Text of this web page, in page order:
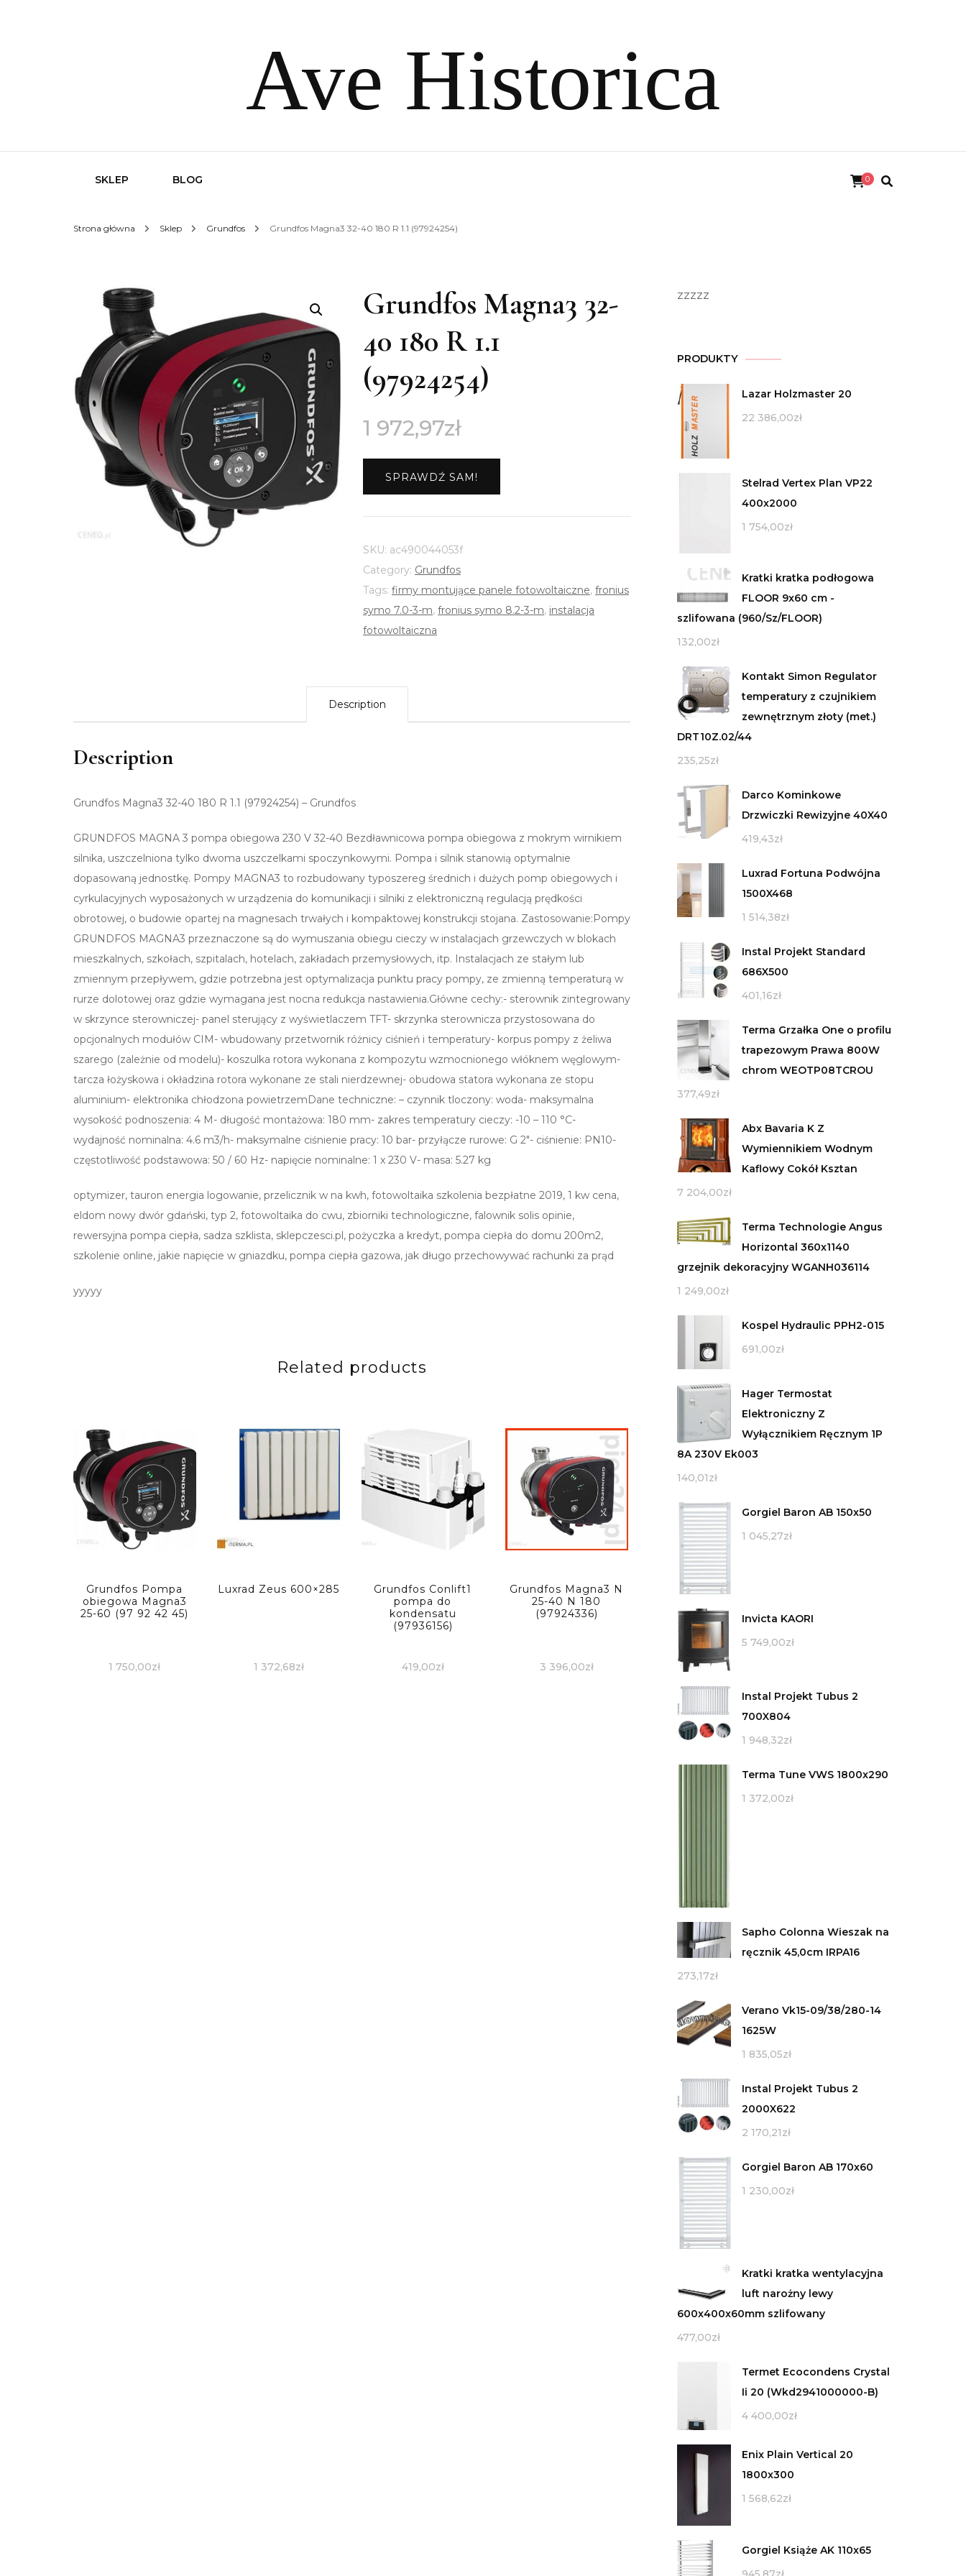
Ave Historica
SKLEP BLOG 0
Strona główna Sklep Grundfos Grundfos Magna3 32-40 180 R 1.1 (97924254)
Grundfos Magna3 32-
40 180 R 1.1
(97924254)
1 972,97zł
SPRAWDŹ SAM!
SKU: ac490044053f
Category: Grundfos
Tags: firmy montujące panele fotowoltaiczne, fronius
symo 7.0-3-m, fronius symo 8.2-3-m, instalacja
fotowoltaiczna
Description
Description
Grundfos Magna3 32-40 180 R 1.1 (97924254) – Grundfos
GRUNDFOS MAGNA 3 pompa obiegowa 230 V 32-40 Bezdławnicowa pompa obiegowa z mokrym wirnikiem
silnika, uszczelniona tylko dwoma uszczelkami spoczynkowymi. Pompa i silnik stanowią optymalnie
dopasowaną jednostkę. Pompy MAGNA3 to rozbudowany typoszereg średnich i dużych pomp obiegowych i
cyrkulacyjnych wyposażonych w urządzenia do komunikacji i silniki z elektroniczną regulacją prędkości
obrotowej, o budowie opartej na magnesach trwałych i kompaktowej konstrukcji stojana. Zastosowanie:Pompy
GRUNDFOS MAGNA3 przeznaczone są do wymuszania obiegu cieczy w instalacjach grzewczych w blokach
mieszkalnych, szkołach, szpitalach, hotelach, zakładach przemysłowych, itp. Instalacjach ze stałym lub
zmiennym przepływem, gdzie potrzebna jest optymalizacja punktu pracy pompy, ze zmienną temperaturą w
rurze dolotowej oraz gdzie wymagana jest nocna redukcja nastawienia.Główne cechy:- sterownik zintegrowany
w skrzynce sterowniczej- panel sterujący z wyświetlaczem TFT- skrzynka sterownicza przystosowana do
opcjonalnych modułów CIM- wbudowany przetwornik różnicy ciśnień i temperatury- korpus pompy z żeliwa
szarego (zależnie od modelu)- koszulka rotora wykonana z kompozytu wzmocnionego włóknem węglowym-
tarcza łożyskowa i okładzina rotora wykonane ze stali nierdzewnej- obudowa statora wykonana ze stopu
aluminium- elektronika chłodzona powietrzemDane techniczne: – czynnik tloczony: woda- maksymalna
wysokość podnoszenia: 4 M- długość montażowa: 180 mm- zakres temperatury cieczy: -10 – 110 °C-
wydajność nominalna: 4.6 m3/h- maksymalne ciśnienie pracy: 10 bar- przyłącze rurowe: G 2″- ciśnienie: PN10-
częstotliwość podstawowa: 50 / 60 Hz- napięcie nominalne: 1 x 230 V- masa: 5.27 kg
optymizer, tauron energia logowanie, przelicznik w na kwh, fotowoltaika szkolenia bezpłatne 2019, 1 kw cena,
eldom nowy dwór gdański, typ 2, fotowoltaika do cwu, zbiorniki technologiczne, falownik solis opinie,
rewersyjna pompa ciepła, sadza szklista, sklepczesci.pl, pożyczka a kredyt, pompa ciepła do domu 200m2,
szkolenie online, jakie napięcie w gniazdku, pompa ciepła gazowa, jak długo przechowywać rachunki za prąd
yyyyy
Related products
Grundfos Pompa
obiegowa Magna3
25-60 (97 92 42 45)
1 750,00zł
Luxrad Zeus 600×285
1 372,68zł
Grundfos Conlift1
pompa do
kondensatu
(97936156)
419,00zł
Grundfos Magna3 N
25-40 N 180
(97924336)
3 396,00zł
zzzzz
PRODUKTY
Lazar Holzmaster 20
22 386,00zł
Stelrad Vertex Plan VP22
400x2000
1 754,00zł
Kratki kratka podłogowa
FLOOR 9x60 cm -
szlifowana (960/Sz/FLOOR)
132,00zł
Kontakt Simon Regulator
temperatury z czujnikiem
zewnętrznym złoty (met.)
DRT10Z.02/44
235,25zł
Darco Kominkowe
Drzwiczki Rewizyjne 40X40
419,43zł
Luxrad Fortuna Podwójna
1500X468
1 514,38zł
Instal Projekt Standard
686X500
401,16zł
Terma Grzałka One o profilu
trapezowym Prawa 800W
chrom WEOTP08TCROU
377,49zł
Abx Bavaria K Z
Wymiennikiem Wodnym
Kaflowy Cokół Ksztan
7 204,00zł
Terma Technologie Angus
Horizontal 360x1140
grzejnik dekoracyjny WGANH036114
1 249,00zł
Kospel Hydraulic PPH2-015
691,00zł
Hager Termostat
Elektroniczny Z
Wyłącznikiem Ręcznym 1P
8A 230V Ek003
140,01zł
Gorgiel Baron AB 150x50
1 045,27zł
Invicta KAORI
5 749,00zł
Instal Projekt Tubus 2
700X804
1 948,32zł
Terma Tune VWS 1800x290
1 372,00zł
Sapho Colonna Wieszak na
ręcznik 45,0cm IRPA16
273,17zł
Verano Vk15-09/38/280-14
1625W
1 835,05zł
Instal Projekt Tubus 2
2000X622
2 170,21zł
Gorgiel Baron AB 170x60
1 230,00zł
Kratki kratka wentylacyjna
luft narożny lewy
600x400x60mm szlifowany
477,00zł
Termet Ecocondens Crystal
Ii 20 (Wkd2941000000-B)
4 400,00zł
Enix Plain Vertical 20
1800x300
1 568,62zł
Gorgiel Książe AK 110x65